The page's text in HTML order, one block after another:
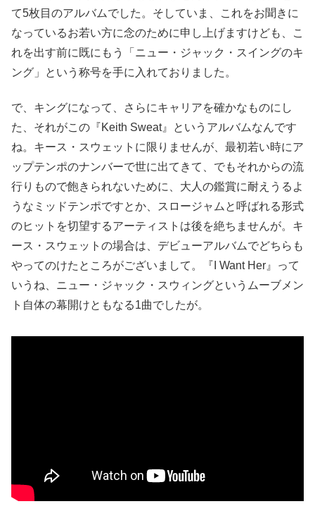
て5枚目のアルバムでした。そしていま、これをお聞きに
なっているお若い方に念のために申し上げますけども、こ
れを出す前に既にもう「ニュー・ジャック・スイングのキ
ング」という称号を手に入れておりました。
で、キングになって、さらにキャリアを確かなものにし
た、それがこの『Keith Sweat』というアルバムなんです
ね。キース・スウェットに限りませんが、最初若い時にア
ップテンポのナンバーで世に出てきて、でもそれからの流
行りもので飽きられないために、大人の鑑賞に耐えうるよ
うなミッドテンポですとか、スロージャムと呼ばれる形式
のヒットを切望するアーティストは後を絶ちませんが。キ
ース・スウェットの場合は、デビューアルバムでどちらも
やってのけたところがございまして。『I Want Her』って
いうね、ニュー・ジャック・スウィングというムーブメン
ト自体の幕開けともなる1曲でしたが。